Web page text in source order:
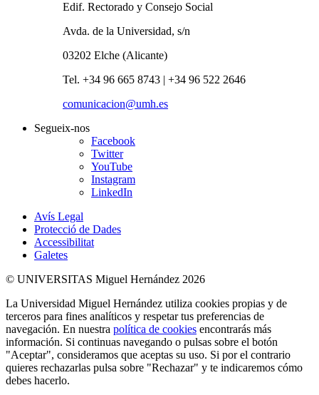
Edif. Rectorado y Consejo Social
Avda. de la Universidad, s/n
03202 Elche (Alicante)
Tel. +34 96 665 8743 | +34 96 522 2646
comunicacion@umh.es
Segueix-nos
Facebook
Twitter
YouTube
Instagram
LinkedIn
Avís Legal
Protecció de Dades
Accessibilitat
Galetes
© UNIVERSITAS Miguel Hernández 2026
La Universidad Miguel Hernández utiliza cookies propias y de
terceros para fines analíticos y respetar tus preferencias de
navegación. En nuestra política de cookies encontrarás más
información. Si continuas navegando o pulsas sobre el botón
"Aceptar", consideramos que aceptas su uso. Si por el contrario
quieres rechazarlas pulsa sobre "Rechazar" y te indicaremos cómo
debes hacerlo.